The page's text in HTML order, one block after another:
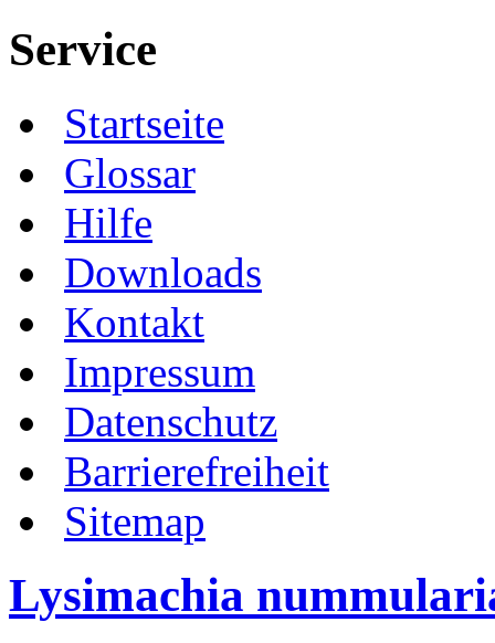
Service
Startseite
Glossar
Hilfe
Downloads
Kontakt
Impressum
Datenschutz
Barrierefreiheit
Sitemap
Lysimachia